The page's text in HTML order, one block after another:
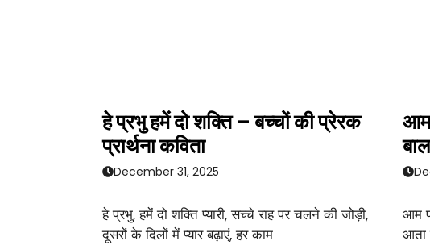
हे प्रभु हमें दो शक्ति – बच्चों की प्रेरक
प्रार्थना कविता
December 31, 2025
हे प्रभु, हमें दो शक्ति प्यारी, सच्चे राह पर चलने की जोड़ी,
दूसरों के दिलों में प्यार बढ़ाएं, हर काम
आम
आम
आता